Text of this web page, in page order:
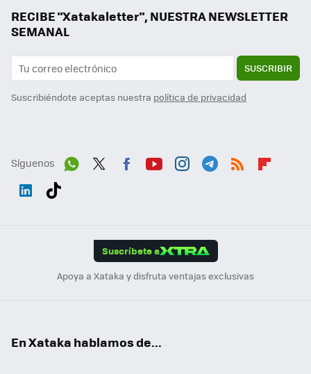
RECIBE "Xatakaletter", NUESTRA NEWSLETTER
SEMANAL
SUSCRIBIR
Suscribiéndote aceptas nuestra política de privacidad
Síguenos
Suscríbete a
Apoya a Xataka y disfruta ventajas exclusivas
En Xataka hablamos de...